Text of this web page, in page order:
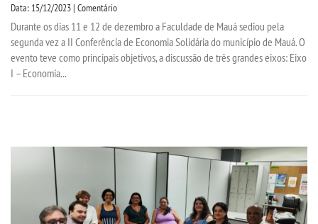
LOGIN
UNIESP
CONTATO
Data: 15/12/2023 | Comentário
Durante os dias 11 e 12 de dezembro a Faculdade de Mauá sediou pela
segunda vez a II Conferência de Economia Solidária do município de Mauá. O
evento teve como principais objetivos, a discussão de três grandes eixos: Eixo
I – Economia...